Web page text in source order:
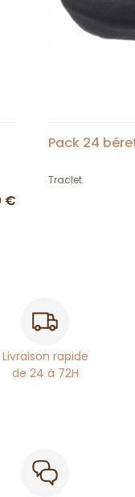
€
Pack 24
Traclet
Livraison rapide
de 24 à 72H